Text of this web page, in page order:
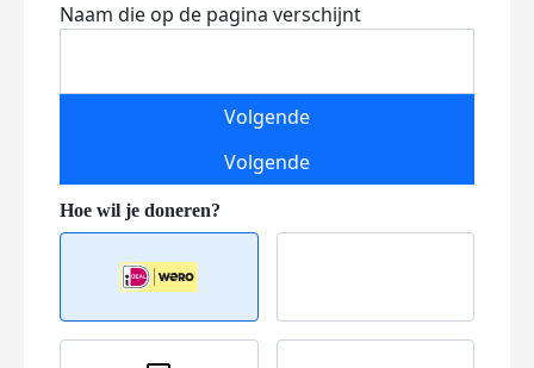
Naam die op de pagina verschijnt
Volgende
Volgende